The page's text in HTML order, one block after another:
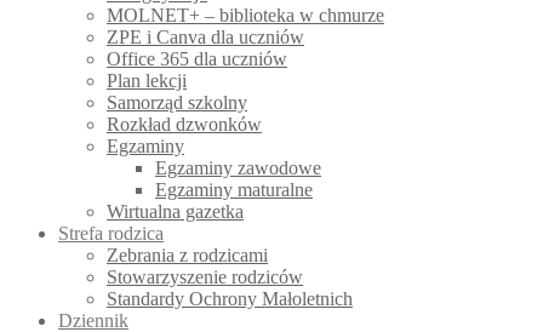
MOLNET+ – biblioteka w chmurze
ZPE i Canva dla uczniów
Office 365 dla uczniów
Plan lekcji
Samorząd szkolny
Rozkład dzwonków
Egzaminy
Egzaminy zawodowe
Egzaminy maturalne
Wirtualna gazetka
Strefa rodzica
Zebrania z rodzicami
Stowarzyszenie rodziców
Standardy Ochrony Małoletnich
Dziennik